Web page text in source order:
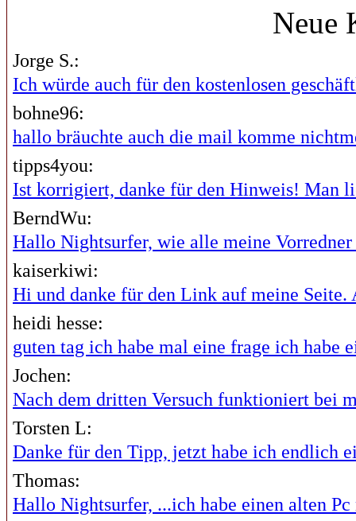
Neue
Jorge S.:
Ich würde auch für den kostenlosen
bohne96:
hallo bräuchte auch die mail komme
tipps4you:
Ist korrigiert, danke für den Hinweis! Man
BerndWu:
Hallo Nightsurfer, wie alle meine
kaiserkiwi:
Hi und danke für den Link auf meine
heidi hesse:
guten tag ich habe mal eine frage ich habe
Jochen:
Nach dem dritten Versuch funktioniert bei
Torsten L:
Danke für den Tipp, jetzt habe ich endlich
Thomas:
Hallo Nightsurfer, ...ich habe einen alten Pc